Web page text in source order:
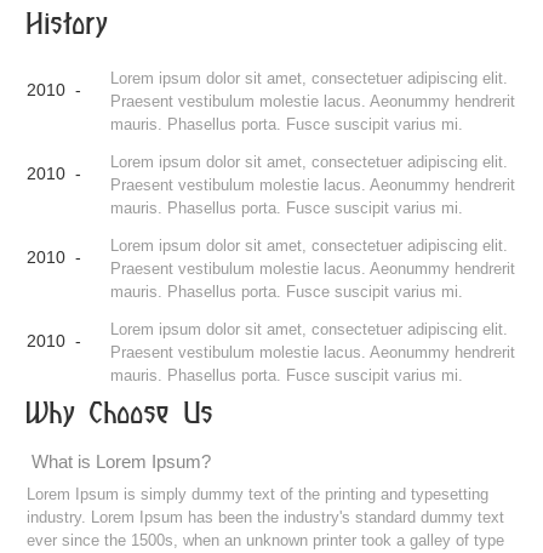
History
2010 -
Lorem ipsum dolor sit amet, consectetuer adipiscing elit.
Praesent vestibulum molestie lacus. Aeonummy hendrerit
mauris. Phasellus porta. Fusce suscipit varius mi.
2010 -
Lorem ipsum dolor sit amet, consectetuer adipiscing elit.
Praesent vestibulum molestie lacus. Aeonummy hendrerit
mauris. Phasellus porta. Fusce suscipit varius mi.
2010 -
Lorem ipsum dolor sit amet, consectetuer adipiscing elit.
Praesent vestibulum molestie lacus. Aeonummy hendrerit
mauris. Phasellus porta. Fusce suscipit varius mi.
2010 -
Lorem ipsum dolor sit amet, consectetuer adipiscing elit.
Praesent vestibulum molestie lacus. Aeonummy hendrerit
mauris. Phasellus porta. Fusce suscipit varius mi.
Why Choose Us
What is Lorem Ipsum?
Lorem Ipsum is simply dummy text of the printing and typesetting
industry. Lorem Ipsum has been the industry's standard dummy text
ever since the 1500s, when an unknown printer took a galley of type